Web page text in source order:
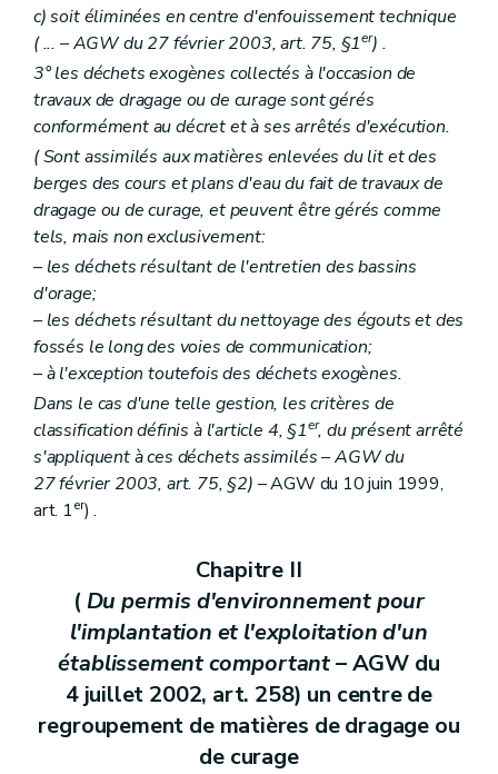
c) soit éliminées en centre d'enfouissement technique
(... – AGW du 27 février 2003, art. 75, §1er) .
3° les déchets exogènes collectés à l'occasion de
travaux de dragage ou de curage sont gérés
conformément au décret et à ses arrêtés d'exécution.
(Sont assimilés aux matières enlevées du lit et des
berges des cours et plans d'eau du fait de travaux de
dragage ou de curage, et peuvent être gérés comme
tels, mais non exclusivement:
– les déchets résultant de l'entretien des bassins
d'orage;
– les déchets résultant du nettoyage des égouts et des
fossés le long des voies de communication;
– à l'exception toutefois des déchets exogènes.
Dans le cas d'une telle gestion, les critères de
classification définis à l'article 4, §1er, du présent arrêté
s'appliquent à ces déchets assimilés– AGW du
27 février 2003, art. 75, §2) – AGW du 10 juin 1999,
art. 1er) .
Chapitre II
(Du permis d'environnement pour
l'implantation et l'exploitation d'un
établissement comportant– AGW du
4 juillet 2002, art. 258) un centre de
regroupement de matières de dragage ou
de curage